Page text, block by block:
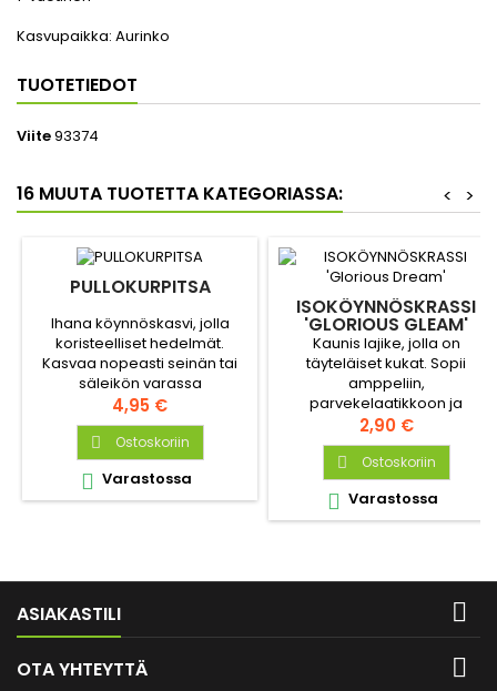
Kasvupaikka: Aurinko
TUOTETIEDOT
Viite93374
16 MUUTA TUOTETTA KATEGORIASSA: >
<
PULLOKURPITSA
Ihana köynnöskasvi, jolla
koristeelliset hedelmät.
Kasvaa nopeasti seinän tai
säleikön varassa
aurinkoisessa paikassa.
Hinta
4,95 €
 Ostoskoriin
 Varastossa
ISOKÖYNNÖSKRASSI
'GLORIOUS GLEAM'
Kaunis lajike, jolla on
täyteläiset kukat. Sopii
amppeliin,
parvekelaatikkoon ja
maanpeitekasviksi. Kukat voi
syödä, koristeellinen
salaateissa.
Hinta
2,90 €
 Ostoskoriin
 Varastossa
ASIAKASTILI 
OTA YHTEYTTÄ 